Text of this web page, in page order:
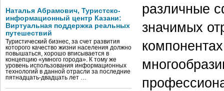
Наталья Абрамович, Туристско-
информационный центр Казани:
Виртуальная поддержка реальных
путешествий
Туристический бизнес, за счет развития
которого качество жизни населения должно
повышаться, хорошо вписывается в
концепцию «умного города». К тому же
уровень использования информационных
технологий в данной отрасли за последние
пятнадцать-двадцать лет …
различные
значимых